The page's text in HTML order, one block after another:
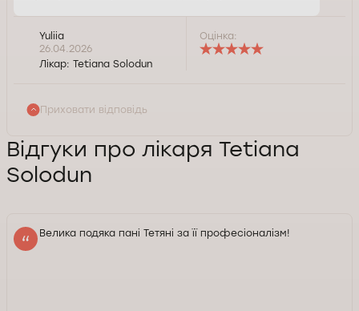
Yuliia
26.04.2026
Лікар: Tetiana Solodun
Оцінка:
Приховати відповідь
Відгуки про лікаря Tetiana
Solodun
Велика подяка пані Тетяні за її професіоналізм!